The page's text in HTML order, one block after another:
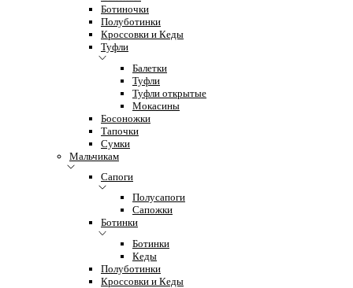
Ботиночки
Полуботинки
Кроссовки и Кеды
Туфли
Балетки
Туфли
Туфли открытые
Мокасины
Босоножки
Тапочки
Сумки
Мальчикам
Сапоги
Полусапоги
Сапожки
Ботинки
Ботинки
Кеды
Полуботинки
Кроссовки и Кеды